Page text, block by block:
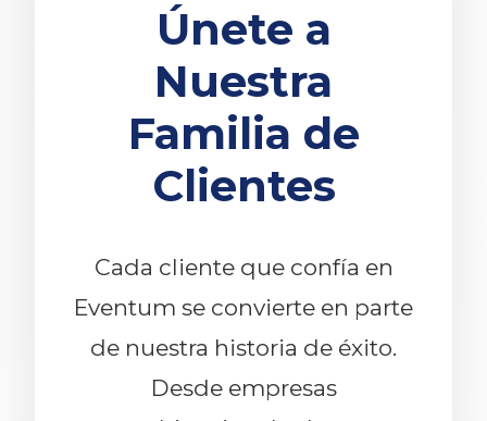
Únete a
Nuestra
Familia de
Clientes
Cada cliente que confía en
Eventum se convierte en parte
de nuestra historia de éxito.
Desde empresas